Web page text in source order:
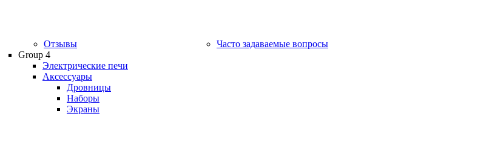
Group 4
Электрические печи
Аксессуары
Дровницы
Наборы
Экраны
Отзывы Часто задаваемые вопросы